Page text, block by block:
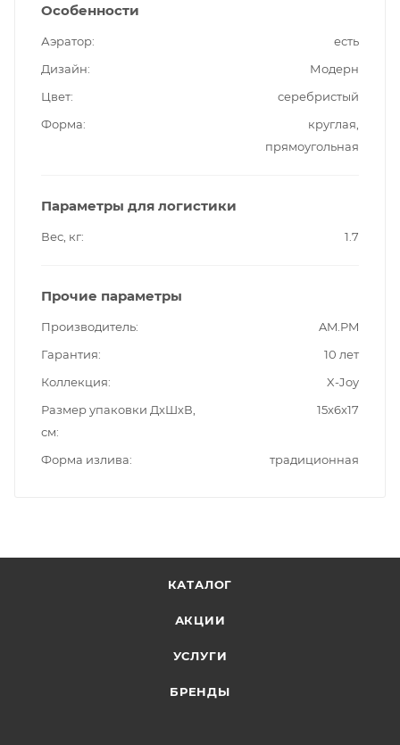
Особенности
Аэратор
есть
Дизайн
Модерн
Цвет
серебристый
Форма
круглая,
прямоугольная
Параметры для логистики
Вес, кг 1.7
Прочие параметры
Производитель
AM.PM
Гарантия
10 лет
Коллекция
X-Joy
Размер упаковки ДxШxВ,
см
15x6x17
Форма излива традиционная
КАТАЛОГ
АКЦИИ
УСЛУГИ
БРЕНДЫ